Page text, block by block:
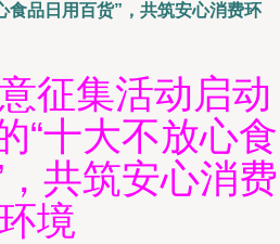
食品日用百货”，共筑安心消费环
征集活动启动
“十大不放心食
共筑安心消费
境